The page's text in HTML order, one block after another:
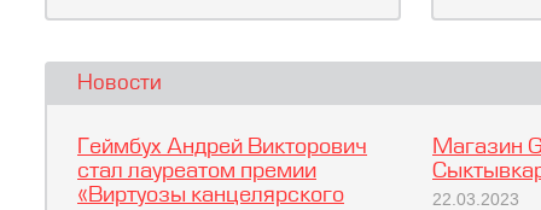
Новости
Геймбух Андрей Викторович
стал лауреатом премии
«Виртуозы канцелярского
Магазин
22.03.2023